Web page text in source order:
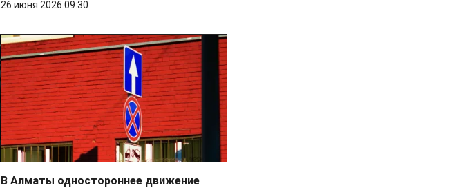
26 июня 2026 09:30
В Алматы одностороннее движение